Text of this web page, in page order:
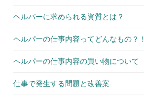
ヘルパーに求められる資質とは？
ヘルパーの仕事内容ってどんなもの？！
ヘルパーの仕事内容の買い物について
仕事で発生する問題と改善案